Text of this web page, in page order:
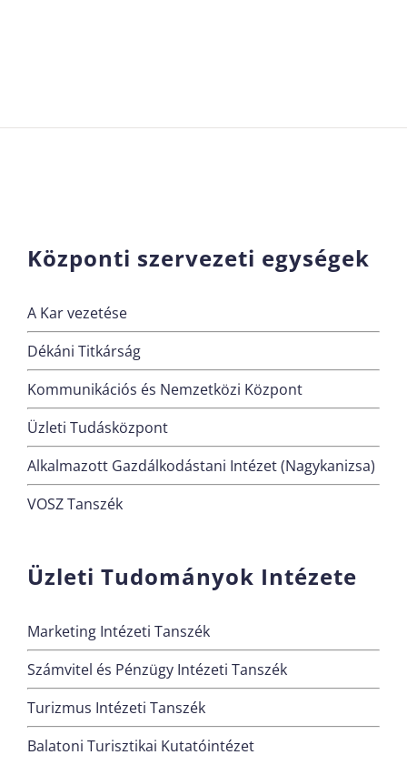
Központi szervezeti egységek
A Kar vezetése
Dékáni Titkárság
Kommunikációs és Nemzetközi Központ
Üzleti Tudásközpont
Alkalmazott Gazdálkodástani Intézet (Nagykanizsa)
VOSZ Tanszék
Üzleti Tudományok Intézete
Marketing Intézeti Tanszék
Számvitel és Pénzügy Intézeti Tanszék
Turizmus Intézeti Tanszék
Balatoni Turisztikai Kutatóintézet